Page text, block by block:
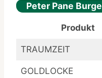
Peter Pane
Produkt
TRAUMZEIT
GOLDLOCKE